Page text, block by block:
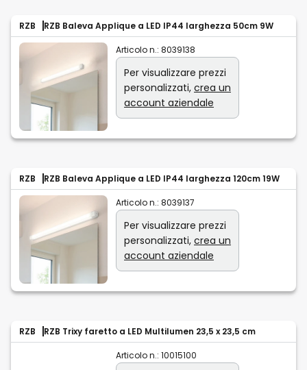
RZB RZB Baleva Applique a LED IP44 larghezza 50cm 9W
Articolo n.: 8039138
Per visualizzare prezzi
personalizzati, crea un
account aziendale
RZB RZB Baleva Applique a LED IP44 larghezza 120cm 19W
Articolo n.: 8039137
Per visualizzare prezzi
personalizzati, crea un
account aziendale
RZB RZB Trixy faretto a LED Multilumen 23,5 x 23,5 cm
Articolo n.: 10015100